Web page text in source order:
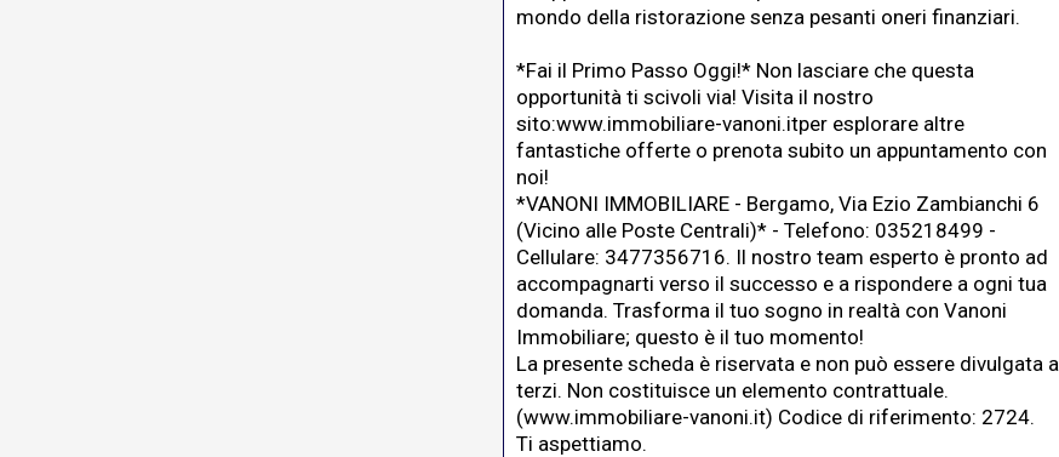
mondo della ristorazione senza pesanti oneri finanziari.
*Fai il Primo Passo Oggi!* Non lasciare che questa
opportunità ti scivoli via! Visita il nostro
sito:www.immobiliare-vanoni.itper esplorare altre
fantastiche offerte o prenota subito un appuntamento con
noi!
*VANONI IMMOBILIARE - Bergamo, Via Ezio Zambianchi 6
(Vicino alle Poste Centrali)* - Telefono: 035218499 -
Cellulare: 3477356716. Il nostro team esperto è pronto ad
accompagnarti verso il successo e a rispondere a ogni tua
domanda. Trasforma il tuo sogno in realtà con Vanoni
Immobiliare; questo è il tuo momento!
La presente scheda è riservata e non può essere divulgata a
terzi. Non costituisce un elemento contrattuale.
(www.immobiliare-vanoni.it) Codice di riferimento: 2724.
Ti aspettiamo.